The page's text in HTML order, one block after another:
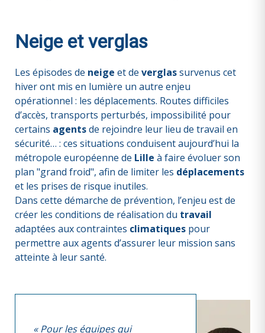
Neige et verglas
Les épisodes de neige et de verglassurvenus cet
hiver ont mis en lumière un autre enjeu
opérationnel : les déplacements. Routes difficiles
d’accès, transports perturbés, impossibilité pour
certains agentsde rejoindre leur lieu de travail en
sécurité… : ces situations conduisent aujourd’hui la
métropole européenne de Lille à faire évoluer son
plan "grand froid", afin de limiter les déplacements
et les prises de risque inutiles.
Dans cette démarche de prévention, l’enjeu est de
créer les conditions de réalisation du travail
adaptées aux contraintes climatiques pour
permettre aux agents d’assurer leur mission sans
atteinte à leur santé.
« Pour les équipes qui